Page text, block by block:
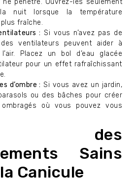
nuit lorsque la température
fraîche.
: Si vous n’avez pas de
ventilateurs peuvent aider à
Placez un bol d’eau glacée
pour un effet rafraîchissant
d’ombre : Si vous avez un jardin,
ou des bâches pour créer
où vous pouvez vous
des
Sains
Canicule